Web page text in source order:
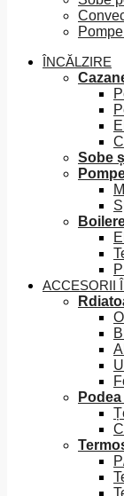
ÎNCĂLZIRE
Sobe
ACCESORII